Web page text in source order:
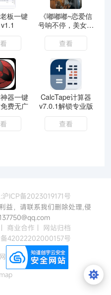
板一键
《嘟嘟嘟~恋爱信
号响不停，美女室
友们教我如何
查看
器一键
费无广
CalcTape计算器
v7.0.1解锁专业版
查看
ICP备2023019171号
益，请联系我们删除处理,侵
| 商业合作 | 网站归档
42022202000157号